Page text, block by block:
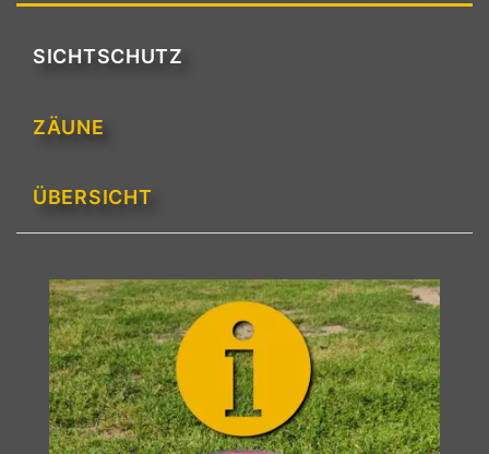
SICHTSCHUTZ
ZÄUNE
ÜBERSICHT